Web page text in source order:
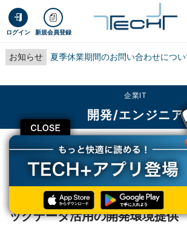
ログイン 新規会員登録
お知らせ 夏季休業期間のお問い合わせについ
CLOSE
企業IT
開発/エンジニア
TECH+ 企業IT
開発/エンジニア
ZMPとマイクロソフトが連携し、自動車のビックデータ
ZMPとマイクロソフトが連携し
ックデータ活用の開発環境提供